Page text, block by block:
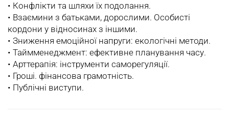
•‎ Конфлікти та шляхи їх подолання.
•‎ Взаємини з батьками, дорослими. Особисті
кордони у відносинах з іншими.
•‎ Зниження емоційної напруги: екологічні методи.
•‎ Таймменеджмент: ефективне планування часу.
•‎ Арттерапія: інструменти саморегуляції.
•‎ Гроші. фінансова грамотність.
•‎ Публічні виступи.